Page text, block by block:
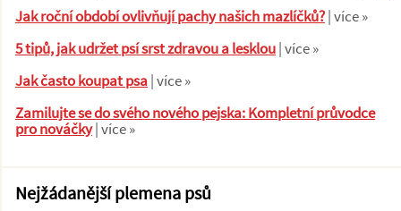
Jak roční období ovlivňují pachy našich mazlíčků?| více »
5 tipů, jak udržet psí srst zdravou a lesklou| více »
Jak často koupat psa| více »
Zamilujte se do svého nového pejska: Kompletní průvodce
pro nováčky| více »
Nejžádanější plemena psů